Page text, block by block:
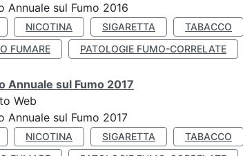
Annuale sul Fumo 2016
NICOTINA SIGARETTA TABACCO
FUMARE
PATOLOGIE FUMO-CORRELATE
Annuale sul Fumo 2017
Web
Annuale sul Fumo 2017
NICOTINA SIGARETTA TABACCO